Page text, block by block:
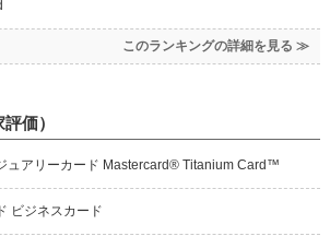
このランキングの詳細を見る ≫
価）
ュアリーカード Mastercard® Titanium Card™
ビジネスカード